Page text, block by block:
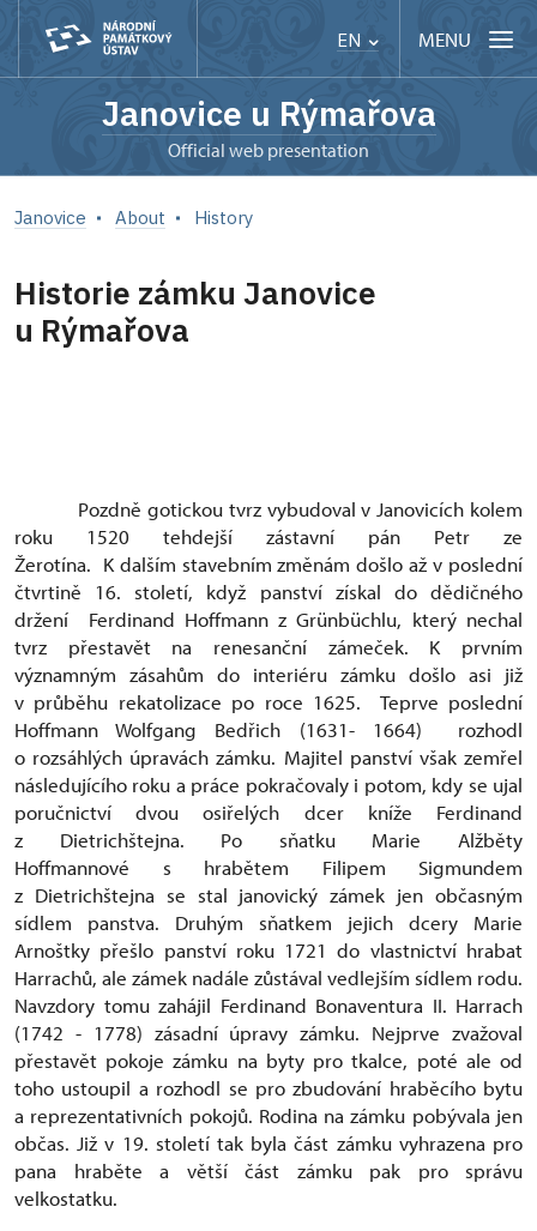
EN MENU
Janovice u Rýmařova
Official web presentation
Janovice About History
Historie zámku Janovice
u Rýmařova
Pozdně gotickou tvrz vybudoval v Janovicích kolem
roku 1520 tehdejší zástavní pán Petr ze
Žerotína. K dalším stavebním změnám došlo až v poslední
čtvrtině 16. století, když panství získal do dědičného
držení Ferdinand Hoffmann z Grünbüchlu, který nechal
tvrz přestavět na renesanční zámeček. K prvním
významným zásahům do interiéru zámku došlo asi již
v průběhu rekatolizace po roce 1625. Teprve poslední
Hoffmann Wolfgang Bedřich (1631- 1664) rozhodl
o rozsáhlých úpravách zámku. Majitel panství však zemřel
následujícího roku a práce pokračovaly i potom, kdy se ujal
poručnictví dvou osiřelých dcer kníže Ferdinand
z Dietrichštejna. Po sňatku Marie Alžběty
Hoffmannové s hrabětem Filipem Sigmundem
z Dietrichštejna se stal janovický zámek jen občasným
sídlem panstva. Druhým sňatkem jejich dcery Marie
Arnoštky přešlo panství roku 1721 do vlastnictví hrabat
Harrachů, ale zámek nadále zůstával vedlejším sídlem rodu.
Navzdory tomu zahájil Ferdinand Bonaventura II. Harrach
(1742 - 1778) zásadní úpravy zámku. Nejprve zvažoval
přestavět pokoje zámku na byty pro tkalce, poté ale od
toho ustoupil a rozhodl se pro zbudování hraběcího bytu
a reprezentativních pokojů. Rodina na zámku pobývala jen
občas. Již v 19. století tak byla část zámku vyhrazena pro
pana hraběte a větší část zámku pak pro správu
velkostatku.